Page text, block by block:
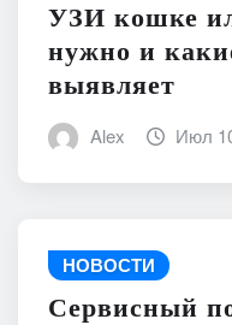
УЗИ кошке
нужно и
выявляет
Alex Июл
НОВОСТИ
Сервисный